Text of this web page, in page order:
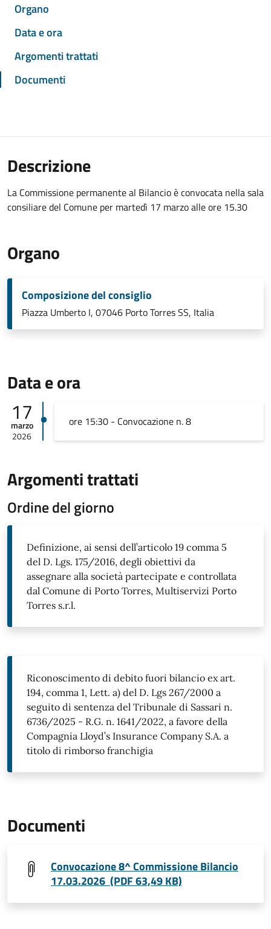
Organo
Data e ora
Argomenti trattati
Documenti
Descrizione
La Commissione permanente al Bilancio è convocata nella sala
consiliare del Comune per martedì 17 marzo alle ore 15.30
Organo
Composizione del consiglio
Piazza Umberto I, 07046 Porto Torres SS, Italia
Data e ora
17
marzo
2026
ore 15:30 - Convocazione n. 8
Argomenti trattati
Ordine del giorno
Definizione, ai sensi dell’articolo 19 comma 5
del D. Lgs. 175/2016, degli obiettivi da
assegnare alla società partecipate e controllata
dal Comune di Porto Torres, Multiservizi Porto
Torres s.r.l.
Riconoscimento di debito fuori bilancio ex art.
194, comma 1, Lett. a) del D. Lgs 267/2000 a
seguito di sentenza del Tribunale di Sassari n.
6736/2025 - R.G. n. 1641/2022, a favore della
Compagnia Lloyd’s Insurance Company S.A. a
titolo di rimborso franchigia
Documenti
Convocazione 8^ Commissione Bilancio
17.03.2026 (PDF 63,49 KB)